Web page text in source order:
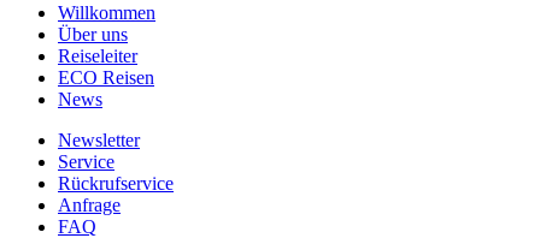
Willkommen
Über uns
Reiseleiter
ECO Reisen
News
Newsletter
Service
Rückrufservice
Anfrage
FAQ